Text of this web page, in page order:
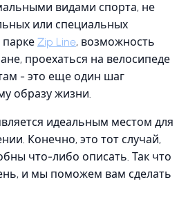
видами спорта, не
или специальных
Zip Line, возможность
проехаться на велосипеде
- это еще один шаг
образу жизни.
идеальным местом для
Конечно, это тот случай,
что-либо описать. Так что
и мы поможем вам сделать